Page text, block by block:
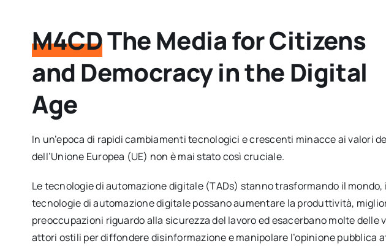
M4CDThe Media for Citizens
and Democracy in the Digital
Age
In un’epoca di rapidi cambiamenti tecnologici e crescenti minacce ai
dell’Unione Europea (UE) non è mai stato così cruciale.
Le tecnologie di automazione digitale (TADs) stanno trasformando il
tecnologie di automazione digitale possano aumentare la produttività,
preoccupazioni riguardo alla sicurezza del lavoro ed esacerbano molte
attori ostili per diffondere disinformazione e manipolare l’opinione